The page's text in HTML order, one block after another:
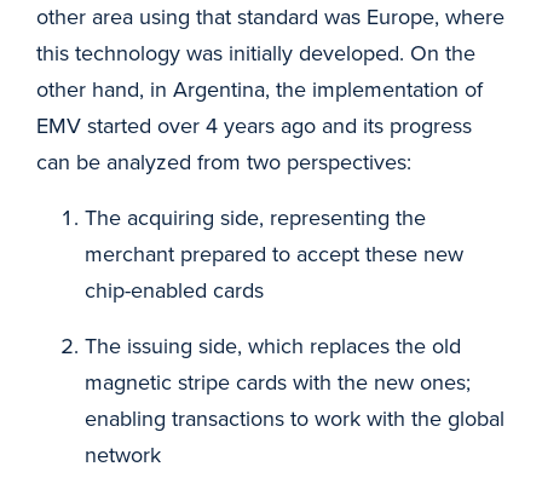
other area using that standard was Europe, where
this technology was initially developed. On the
other hand, in Argentina, the implementation of
EMV started over 4 years ago and its progress
can be analyzed from two perspectives:
The acquiring side, representing the
merchant prepared to accept these new
chip-enabled cards
The issuing side, which replaces the old
magnetic stripe cards with the new ones;
enabling transactions to work with the global
network